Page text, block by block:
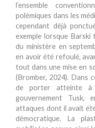
l’ensemble
polémiques dans les
cependant déjà
exemple lorsque
du ministère en
en avoir été refoulé,
tout dans une mise en
(Bromber, 2024). Dans
de porter atteinte à
gouvernement
attaques dont il avait
démocratique. La